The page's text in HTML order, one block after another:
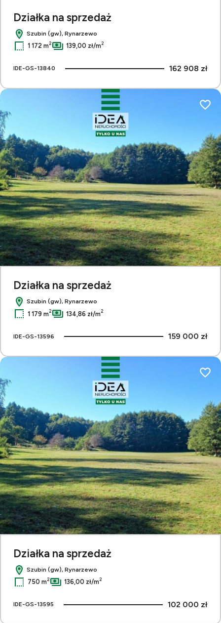
Działka na sprzedaż
Szubin (gw), Rynarzewo
1 172 m2 139,00 zł/m2
IDE-GS-13840 162 908 zł
Dodaj
Działka na sprzedaż
Szubin (gw), Rynarzewo
1 179 m2 134,86 zł/m2
IDE-GS-13596 159 000 zł
Dodaj
Działka na sprzedaż
Szubin (gw), Rynarzewo
750 m2 136,00 zł/m2
IDE-GS-13595 102 000 zł